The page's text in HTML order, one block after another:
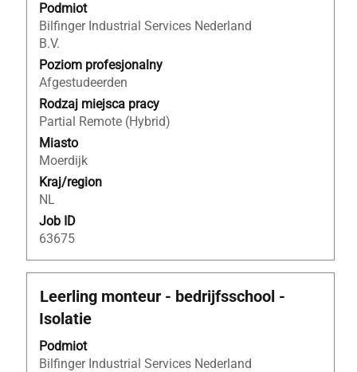
Podmiot
Bilfinger Industrial Services Nederland
B.V.
Poziom profesjonalny
Afgestudeerden
Rodzaj miejsca pracy
Partial Remote (Hybrid)
Miasto
Moerdijk
Kraj/region
NL
Job ID
63675
pomocą
spacji,
aby
wyświetlić
pełną
treść
danych
oferty
pracy.
Tytuł
Leerling monteur - bedrijfsschool -
Isolatie
Podmiot
Bilfinger Industrial Services Nederland
Zaznacz
za
pomocą
spacji,
aby